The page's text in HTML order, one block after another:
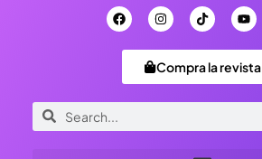
Compra la revista